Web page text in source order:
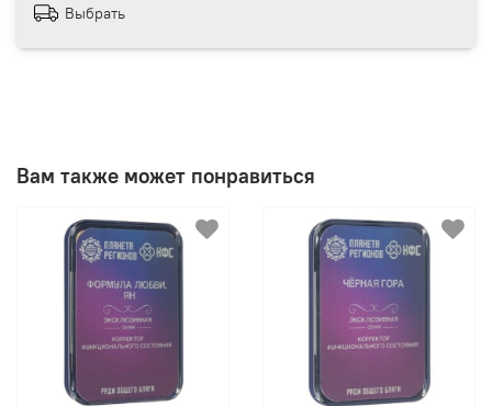
мочеполовой системы и т.д.), поэтому
может применяться и для профилактики,
Направлен на стимуляцию выработки
гормонов, в т.ч. тестостерона, на
повышение уровня его концентрации
КФС «МÁКСИМУС» помогает
формировать естественное
возбуждение, возможность продления
полового контакта без слабости,
изнеможения, усиление ощущений во
Выбрать
Вам также может понравиться